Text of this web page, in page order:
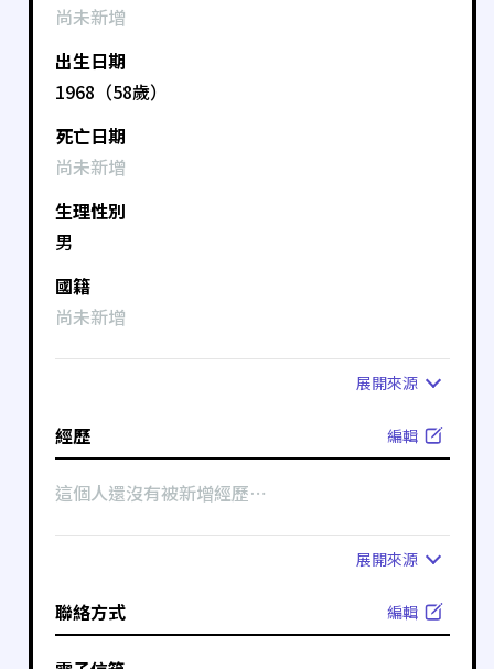
尚未新增
出生日期
1968（58歲）
死亡日期
尚未新增
生理性別
男
國籍
尚未新增
展開來源
經歷 編輯
這個人還沒有被新增經歷⋯
展開來源
聯絡方式 編輯